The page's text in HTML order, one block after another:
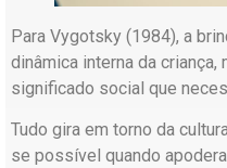
Para Vygotsky (1984), a
dinâmica interna da
significado social que
Tudo gira em torno da
se possível quando